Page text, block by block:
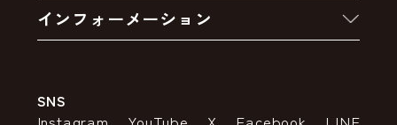
アウトレットセール
お支払いについて
インフォーメーション
特定商取引法の表示
SNS